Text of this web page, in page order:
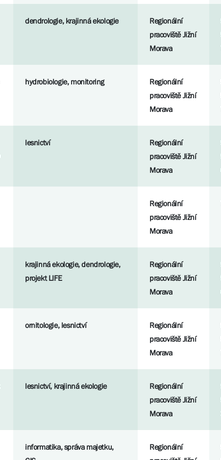
dendrologie, krajinná ekologie
Regionální
pracoviště Jižní
Morava
hydrobiologie, monitoring
Regionální
pracoviště Jižní
Morava
lesnictví
Regionální
pracoviště Jižní
Morava
Regionální
pracoviště Jižní
Morava
krajinná ekologie, dendrologie,
projekt LIFE
Regionální
pracoviště Jižní
Morava
ornitologie, lesnictví
Regionální
pracoviště Jižní
Morava
lesnictví, krajinná ekologie
Regionální
pracoviště Jižní
Morava
informatika, správa majetku,
Regionální